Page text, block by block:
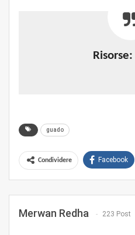
Risorse:
guado
Condividere Facebook
Merwan Redha 223 Post